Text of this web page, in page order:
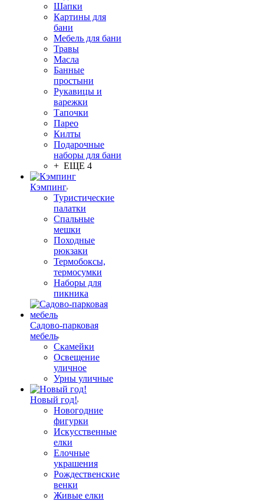
Шапки
Картины для
бани
Мебель для бани
Травы
Масла
Банные
простыни
Рукавицы и
варежки
Тапочки
Парео
Килты
Подарочные
наборы для бани
+ ЕЩЕ 4
Кэмпинг
Туристические
палатки
Спальные
мешки
Походные
рюкзаки
Термобоксы,
термосумки
Наборы для
пикника
Садово-парковая
мебель
Скамейки
Освещение
уличное
Урны уличные
Новый год!
Новогодние
фигурки
Искусственные
елки
Елочные
украшения
Рождественские
венки
Живые елки